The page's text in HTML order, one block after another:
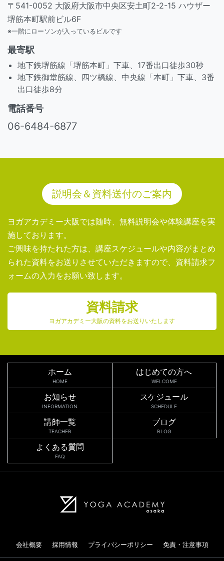
〒541-0052 大阪府大阪市中央区安土町2-2-15 ハウザー
堺筋本町駅前ビル6F
※一階にローソンが入っているビルです
最寄駅
地下鉄堺筋線「堺筋本町」下車、17番出口徒歩30秒
地下鉄御堂筋線、四ツ橋線、中央線「本町」下車、3番
出口徒歩8分
電話番号
06-6484-6877
説明会＆資料送付のご案内
ヨガアカデミー大阪では随時、無料説明会や体験講座を実
施しております。
ご興味を持たれた方は、講座スケジュールや内容がまとめ
られた資料をお送りさせていただきますので、資料請求フ
ォームの入力をお願い致します。
資料請求
ヨガアカデミー大阪の資料をお送りいたします
ホーム
HOME
はじめての方へ
WELCOME
お知らせ
INFORMATION
スケジュール
SCHEDULE
講師一覧
TEACHER
ブログ
BLOG
よくある質問
FAQ
会社概要 採用情報 プライバシーポリシー 免責・注意事項